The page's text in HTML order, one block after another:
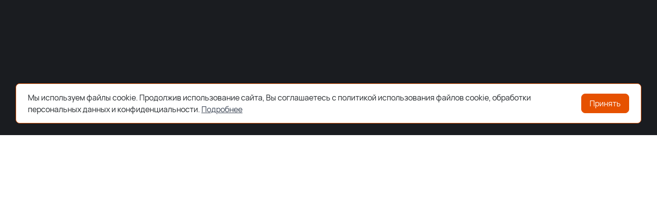
Мы используем файлы cookie. Продолжив использование сайта, Вы соглашаетесь с политикой использования файлов cookie, обработки
персональных данных и конфиденциальности. Подробнее
Принять